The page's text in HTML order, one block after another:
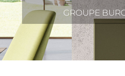
GROUPE